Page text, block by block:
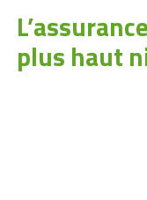
plus haut